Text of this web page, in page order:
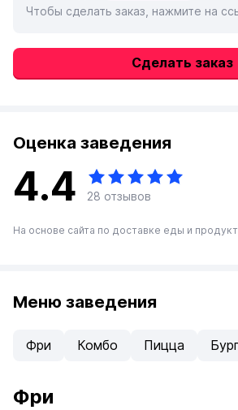
Чтобы сделать заказ, нажмите на
Сделать заказ
Оценка заведения
4.4 28 отзывов
На основе сайта по доставке еды и
Меню заведения
Фри Комбо Пицца
Фри